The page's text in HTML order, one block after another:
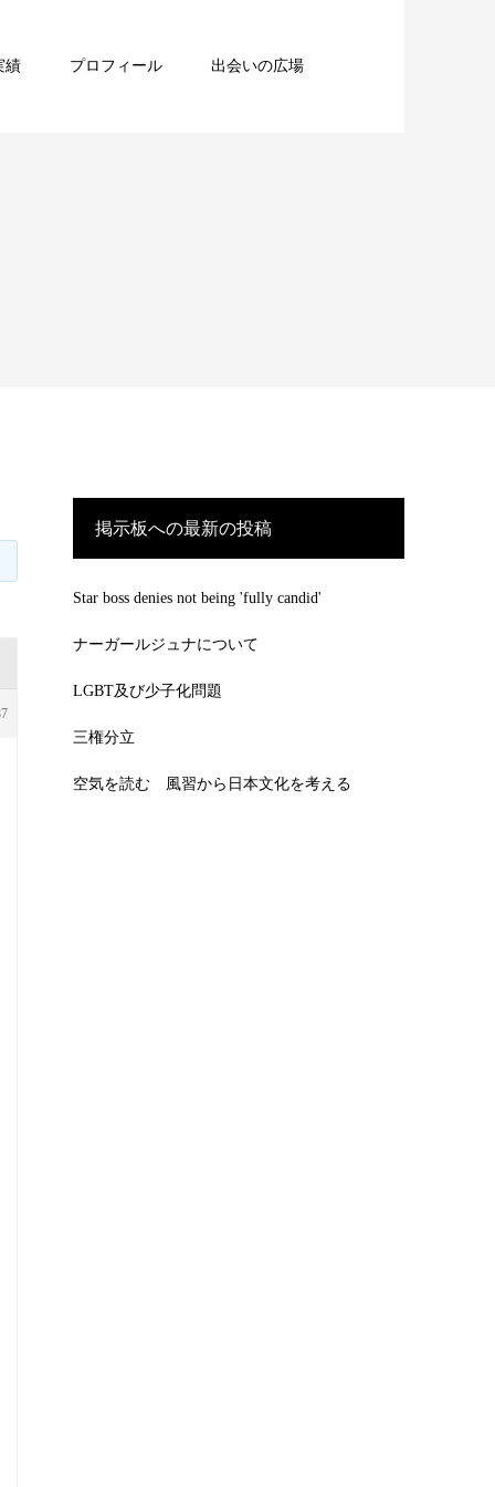
績 プロフィール 出会いの広場
掲示板への最新の投稿
Star boss denies not being 'fully candid'
ナーガールジュナについて
LGBT及び少子化問題
三権分立
空気を読む 風習から日本文化を考える